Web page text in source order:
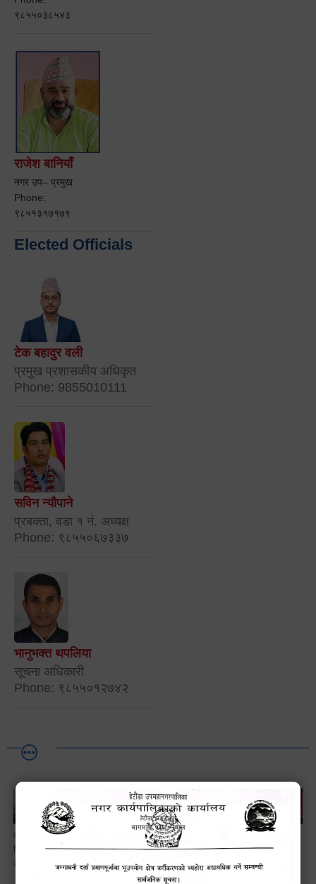
९८५५०३८५४३
राजेश बानियाँ
नगर उप– प्रमुख
Phone:
९८५१३१७१७९
Elected Officials
टेक बहादुर वली
प्रमुख प्रशासकीय अधिकृत
Phone: 9855010111
सविन न्यौपाने
प्रबक्ता, वडा १ नं. अध्यक्ष
Phone: ९८५५०६७३३७
भानुभक्त थपलिया
सूचना अधिकारी
Phone: ९८५५०१२७४२
लैङ्गि असमानताका
विबिध पक्षहरु विषयक
अन्तक्रिया कार्यक्रम
उपमहानगरपालिकाबाटै
प्यान र भ्याटसहितका
ड्रागन फ्रुट
महोत्सव–२०८३
सफलतापूर्वक
सम्पन्न!
घटना दर्ता सम्बन्धी
अन्तरक्रियात्मक